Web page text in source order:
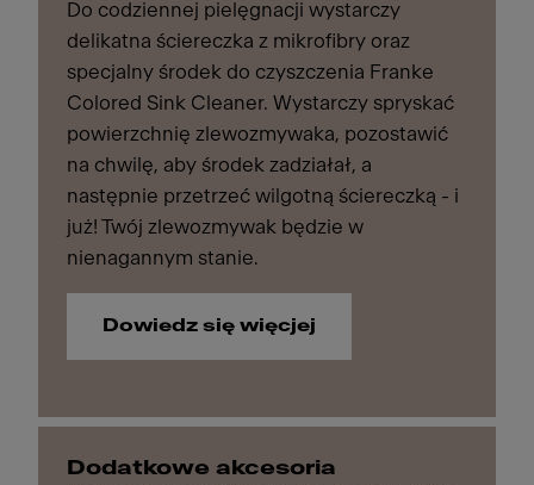
Do codziennej pielęgnacji wystarczy
delikatna ściereczka z mikrofibry oraz
specjalny środek do czyszczenia Franke
Colored Sink Cleaner. Wystarczy spryskać
powierzchnię zlewozmywaka, pozostawić
na chwilę, aby środek zadziałał, a
następnie przetrzeć wilgotną ściereczką - i
już! Twój zlewozmywak będzie w
nienagannym stanie.
Dowiedz się więcjej
Dodatkowe akcesoria